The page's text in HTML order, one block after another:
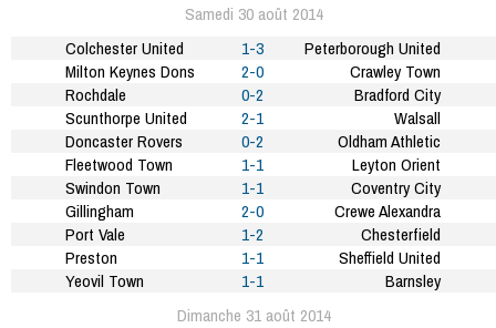
Samedi 30 août 2014
Colchester United
1-3
Peterborough United
Milton Keynes Dons
2-0
Crawley Town
Rochdale
0-2
Bradford City
Scunthorpe United
2-1
Walsall
Doncaster Rovers
0-2
Oldham Athletic
Fleetwood Town
1-1
Leyton Orient
Swindon Town
1-1
Coventry City
Gillingham
2-0
Crewe Alexandra
Port Vale
1-2
Chesterfield
Preston
1-1
Sheffield United
Yeovil Town
1-1
Barnsley
Dimanche 31 août 2014